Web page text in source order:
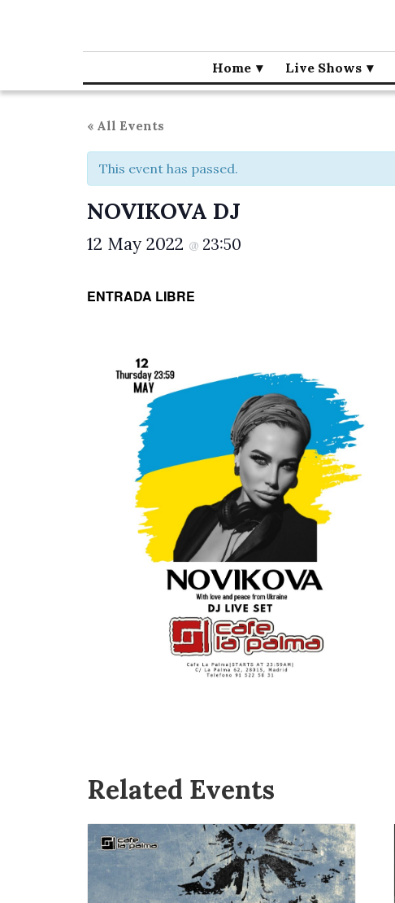
Café la Palma
Programming live music in Madrid since 1995.
Home Live Shows
« All Events
This event has passed.
NOVIKOVA DJ
12 May 2022 @ 23:50
ENTRADA LIBRE
Related Events